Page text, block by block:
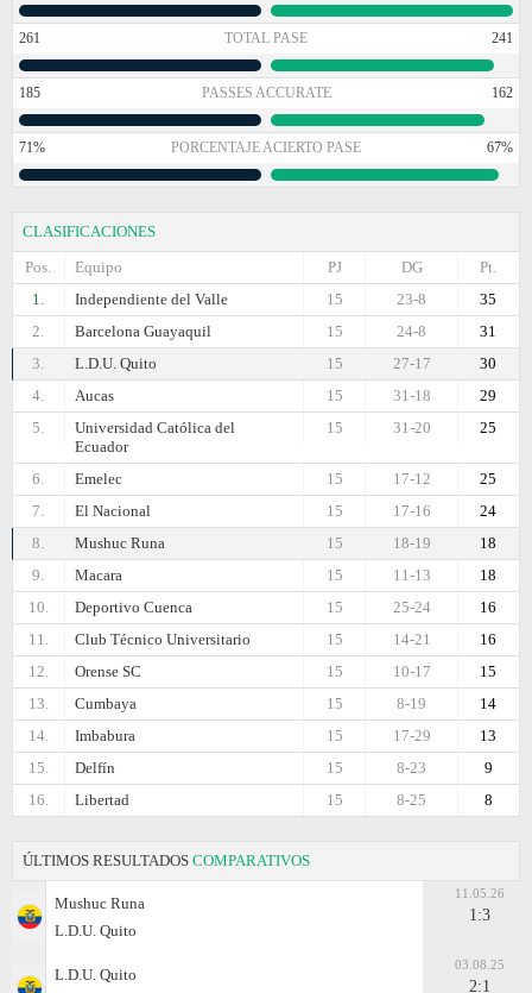
261 TOTAL PASE 241
185 PASSES ACCURATE 162
71% PORCENTAJE ACIERTO PASE 67%
CLASIFICACIONES
Pos.
Equipo Pt.
DG
PJ
1.
Independiente del Valle 35
23-8
15
2.
Barcelona Guayaquil 31
24-8
15
3.
L.D.U. Quito 30
27-17
15
4.
Aucas 29
31-18
15
5.
Universidad Católica del
Ecuador
25
31-20
15
6. Emelec 25
17-12
15
7.
El Nacional 24
17-16
15
8.
Mushuc Runa 18
18-19
15
9.
Macara 18
11-13
15
10.
Deportivo Cuenca 16
25-24
15
11.
Club Técnico Universitario 16
14-21
15
12.
Orense SC 15
10-17
15
13.
Cumbaya 14
8-19
15
14.
Imbabura 13
17-29
15
15.
Delfín 9
8-23
15
16.
Libertad 8
8-25
15
ÚLTIMOS RESULTADOS COMPARATIVOS
Mushuc Runa
L.D.U. Quito
11.05.26
1:3
L.D.U. Quito
03.08.25
2:1